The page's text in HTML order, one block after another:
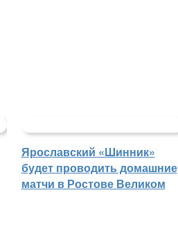
Ярославский «Шинник»
будет проводить домашние
матчи в Ростове Великом